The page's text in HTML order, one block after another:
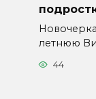
летнюю
44